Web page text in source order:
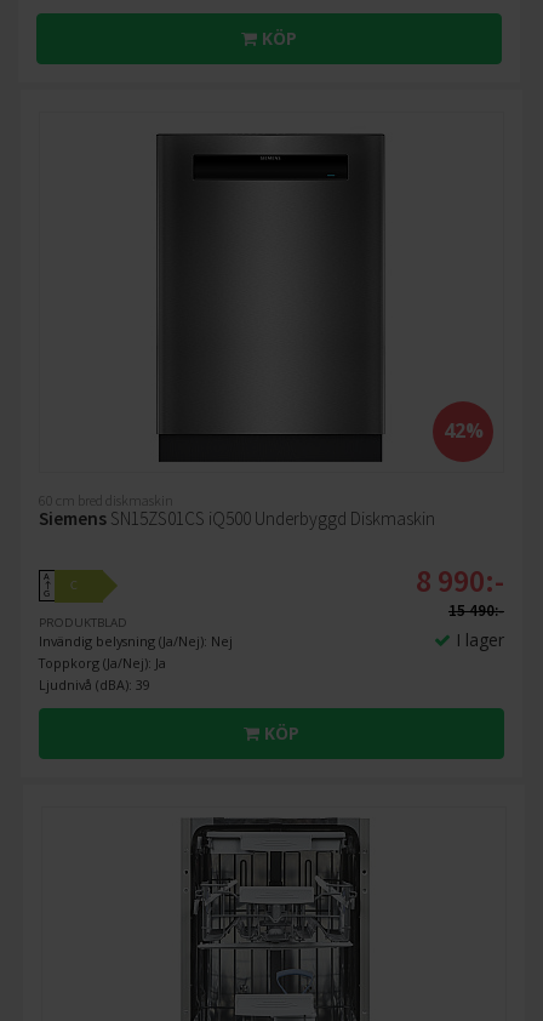
KÖP
42%
60 cm bred diskmaskin
Siemens SN15ZS01CS iQ500 Underbyggd Diskmaskin
A
↑
G
C
PRODUKTBLAD
Invändig belysning (Ja/Nej): Nej
Toppkorg (Ja/Nej): Ja
Ljudnivå (dBA): 39
8 990:-
15 490:-
I lager
KÖP